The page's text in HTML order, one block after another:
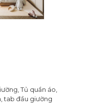
Tủ quần áo,
tab đầu giường